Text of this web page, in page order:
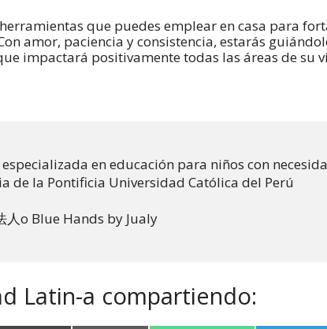
que puedes emplear en casa para
amor, paciencia y consistencia, estarás
impactará positivamente todas las áreas de su
en educación para niños con
人o Blue Hands by Jualy
Latin-a compartiendo: